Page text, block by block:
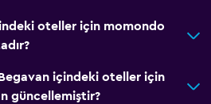
oteller için momondo
içindeki oteller için
güncellemiştir?